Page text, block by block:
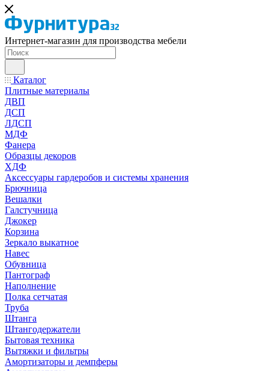
Интернет-магазин для производства мебели
Каталог
Плитные материалы
ДВП
ДСП
ЛДСП
МДФ
Фанера
Образцы декоров
ХДФ
Аксессуары гардеробов и системы хранения
Брючница
Вешалки
Галстучница
Джокер
Корзина
Зеркало выкатное
Навес
Обувница
Пантограф
Наполнение
Полка сетчатая
Труба
Штанга
Штангодержатели
Бытовая техника
Вытяжки и фильтры
Амортизаторы и демпферы